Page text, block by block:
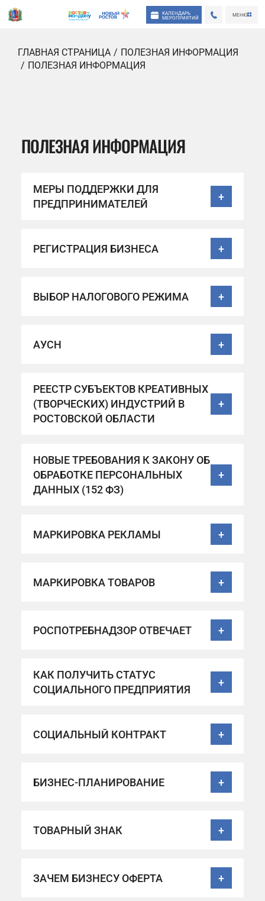
КАЛЕНДАРЬ
МЕРОПРИЯТИЙ
МЕНЮ
ГЛАВНАЯ СТРАНИЦА
ПОЛЕЗНАЯ ИНФОРМАЦИЯ
ПОЛЕЗНАЯ ИНФОРМАЦИЯ
ПОЛЕЗНАЯ ИНФОРМАЦИЯ
МЕРЫ ПОДДЕРЖКИ ДЛЯ
ПРЕДПРИНИМАТЕЛЕЙ
+
РЕГИСТРАЦИЯ БИЗНЕСА +
ВЫБОР НАЛОГОВОГО РЕЖИМА +
АУСН +
РЕЕСТР СУБЪЕКТОВ КРЕАТИВНЫХ
(ТВОРЧЕСКИХ) ИНДУСТРИЙ В
РОСТОВСКОЙ ОБЛАСТИ
+
НОВЫЕ ТРЕБОВАНИЯ К ЗАКОНУ ОБ
ОБРАБОТКЕ ПЕРСОНАЛЬНЫХ
ДАННЫХ (152 ФЗ)
+
МАРКИРОВКА РЕКЛАМЫ +
МАРКИРОВКА ТОВАРОВ +
РОСПОТРЕБНАДЗОР ОТВЕЧАЕТ +
КАК ПОЛУЧИТЬ СТАТУС
СОЦИАЛЬНОГО ПРЕДПРИЯТИЯ
+
СОЦИАЛЬНЫЙ КОНТРАКТ +
БИЗНЕС-ПЛАНИРОВАНИЕ +
ТОВАРНЫЙ ЗНАК +
ЗАЧЕМ БИЗНЕСУ ОФЕРТА +